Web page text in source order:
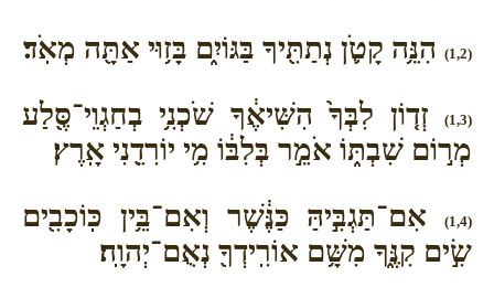
(1,2) הִנֵּ֥ה קָטֹ֛ן נְתַתִּ֖יךָ בַּגּוֹיִ֑ם בָּז֥וּי אַתָּ֖ה מְאֹֽד׃
(1,3)
זְד֤וֹן לִבְּךָ֙ הִשִּׁיאֶ֔ךָ שֹׁכְנִ֥י בְחַגְוֵי־סֶּ֖לַע
מְר֣וֹם שִׁבְתּ֑וֹ אֹמֵ֣ר בְּלִבּ֔וֹ מִ֥י יוֹרִדֵ֖נִי אָֽרֶץ׃
(1,4)
אִם־תַּגְבִּ֣יהַּ כַּנֶּ֔שֶׁר וְאִם־בֵּ֥ין כּֽוֹכָבִ֖ים
שִׂ֣ים קִנֶּ֑ךָ מִשָּׁ֥ם אוֹרִֽידְךָ֖ נְאֻם־יְהוָֽה׃